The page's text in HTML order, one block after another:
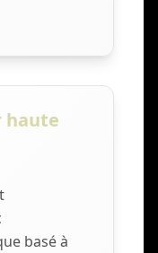
haute
basé à